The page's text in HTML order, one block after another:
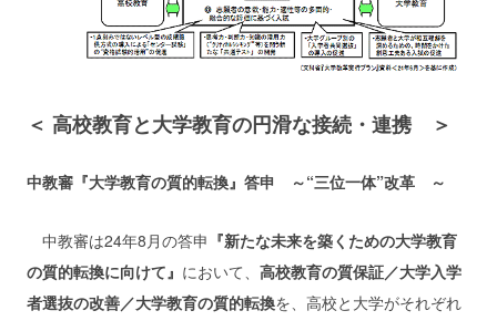
＜ 高校教育と大学教育の円滑な接続・連携 ＞
中教審『大学教育の質的転換』答申 ～“三位一体”改革 ～
中教審は24年8月の答申 『新たな未来を築くための大学教育
の質的転換に向けて』 において、 高校教育の質保証／大学入学
者選抜の改善／大学教育の質的転換を、高校と大学がそれぞれ